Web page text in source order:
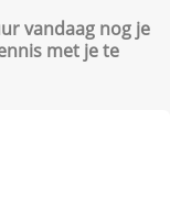
vandaag nog je
met je te